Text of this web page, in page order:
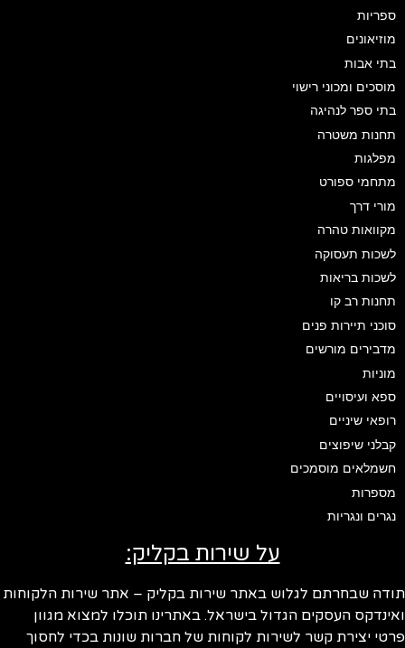
ספריות
מוזיאונים
בתי אבות
מוסכים ומכוני רישוי
בתי ספר לנהיגה
תחנות משטרה
מפלגות
מתחמי ספורט
מורי דרך
מקוואות טהרה
לשכות תעסוקה
לשכות בריאות
תחנות רב קו
סוכני תיירות פנים
מדבירים מורשים
מוניות
ספא ועיסויים
רופאי שיניים
קבלני שיפוצים
חשמלאים מוסמכים
מספרות
נגרים ונגריות
על שירות בקליק:
שבחרתם לגלוש באתר שירות בקליק – אתר שירות הלקוחות
העסקים הגדול בישראל. באתרינו תוכלו למצוא מגוון
יצירת קשר לשירות לקוחות של חברות שונות בכדי לחסוך